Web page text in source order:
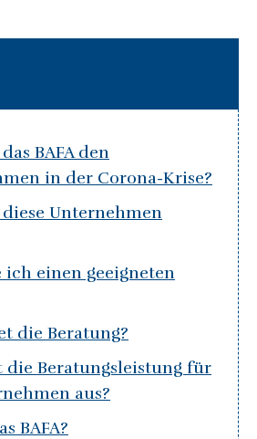
BAFA den
in der Corona-Krise?
Unternehmen
einen geeigneten
die Beratung?
die Beratungsleistung für
aus?
BAFA?